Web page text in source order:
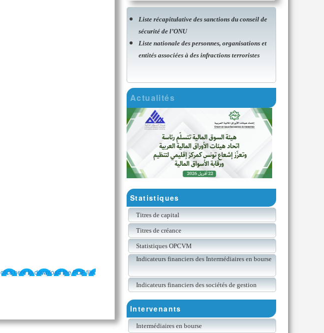
click here to download the PDF file.
Liste récapitulative des sanctions du conseil de
sécurité de l’ONU
Liste nationale des personnes, organisations et
entités associées à des infractions terroristes
Actualités
Statistiques
Titres de capital
Titres de créance
Statistiques OPCVM
Indicateurs financiers des Intermédiaires en bourse
Indicateurs financiers des sociétés de gestion
Intervenants
Intermédiaires en bourse